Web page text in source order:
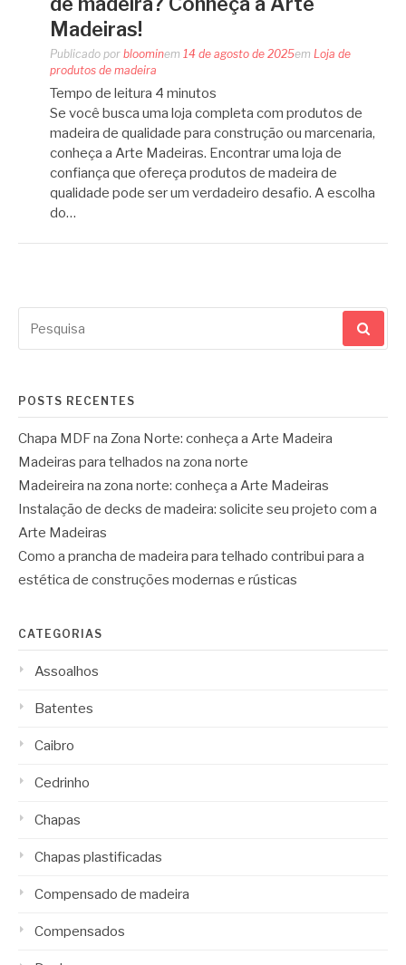
Madeiras!
Publicado por bloominem 14 de agosto de 2025em Loja de
produtos de madeira
Tempo de leitura 4 minutos
Se você busca uma loja completa com produtos de
madeira de qualidade para construção ou marcenaria,
conheça a Arte Madeiras. Encontrar uma loja de
confiança que ofereça produtos de madeira de
qualidade pode ser um verdadeiro desafio. A escolha
do…
por:
POSTS RECENTES
Chapa MDF na Zona Norte: conheça a Arte Madeira
Madeiras para telhados na zona norte
Madeireira na zona norte: conheça a Arte Madeiras
Instalação de decks de madeira: solicite seu projeto com a
Arte Madeiras
Como a prancha de madeira para telhado contribui para a
estética de construções modernas e rústicas
CATEGORIAS
Assoalhos
Batentes
Caibro
Cedrinho
Chapas
Chapas plastificadas
Compensado de madeira
Compensados